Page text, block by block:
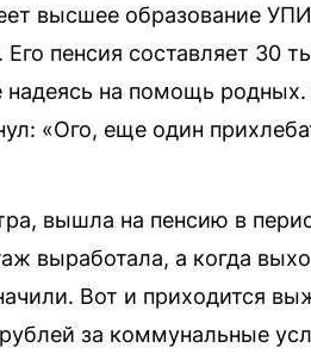
высшее образование
пенсия составляет 30
надеясь на помощь
«Ого, еще один
вышла на пенсию в
выработала, а когда
Вот и приходится
за коммунальные